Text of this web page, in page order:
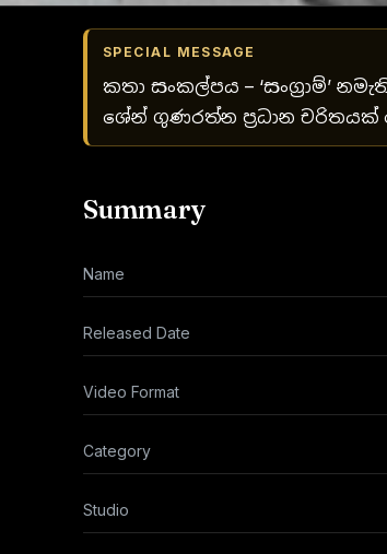
SPECIAL MESSAGE
කතා සංකල්පය – ‘සංග්‍රාම්’
ශේන් ගුණරත්න ප්‍රධාන චරිතයක්
Summary
Name
Released Date
Video Format
Category
Studio